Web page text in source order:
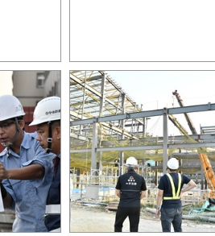
施工團
感謝北屯國兒運營造施工團
隊的辛勤付出